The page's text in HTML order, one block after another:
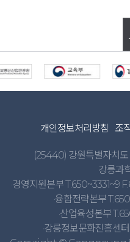
개인정보처리방침 조
(25440) 강원특별자치도
강릉과
·경영지원본부 T.650~3331~9
·융합전략본부
·산업육성본부
·강릉정보문화진흥센